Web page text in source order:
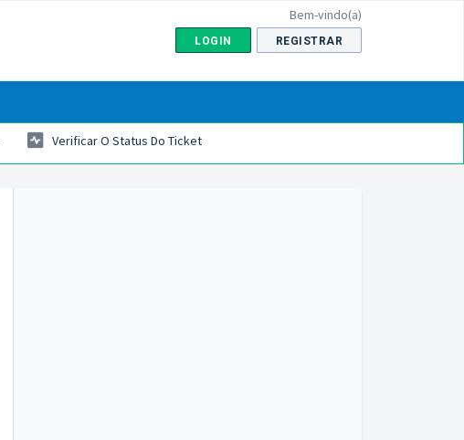
Bem-vindo(a)
LOGIN REGISTRAR
Verificar O Status Do Ticket